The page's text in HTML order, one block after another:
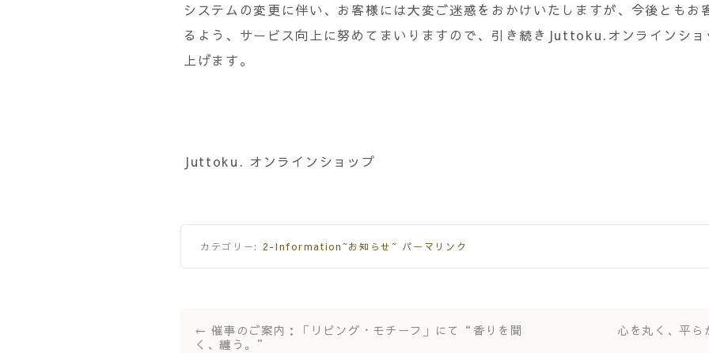
システムの変更に伴い、お客様には大変ご迷惑をおかけいたしますが、今後ともお
るよう、サービス向上に努めてまいりますので、引き続きJuttoku.オンラインショ
上げます。
Juttoku. オンラインショップ
カテゴリー: 2-Information~お知らせ~ パーマリンク
← 催事のご案内：「リビング・モチーフ」にて“香りを聞
く、纏う。”
心を丸く、平ら